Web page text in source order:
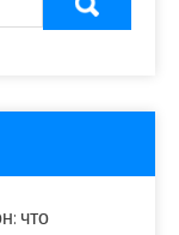
что